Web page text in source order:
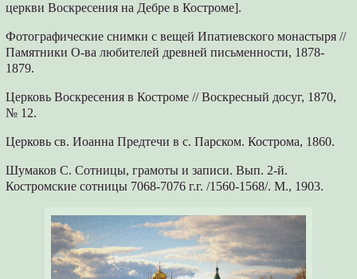
церкви Воскресения на Дебре в Костроме].
Фотографические снимки с вещей Ипатиевского монастыря //
Памятники О-ва любителей древней письменности, 1878-
1879.
Церковь Воскресения в Костроме // Воскресный досуг, 1870,
№ 12.
Церковь св. Иоанна Предтечи в с. Парском. Кострома, 1860.
Шумаков С. Сотницы, грамоты и записи. Вып. 2-й.
Костромские сотницы 7068-7076 г.г. /1560-1568/. М., 1903.